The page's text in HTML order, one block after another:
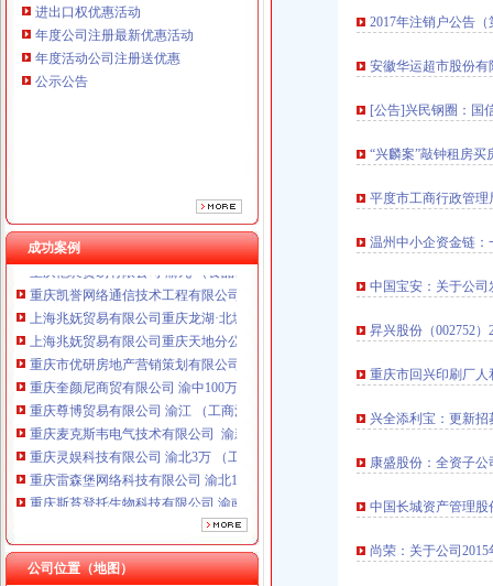
进出口权优惠活动
年度公司注册最新优惠活动
年度活动公司注册送优惠
公示公告
成功案例
重庆市优研房地产营销策划有限公司
重庆雷森堡网络科技有限公司 渝北10万 （工商注册）
重庆斯苔登托生物科技有限公司 渝南10万 （工商注册）
重庆恺昶贸易有限公司 渝九 （食品许可证）
重庆凯誉网络通信技术工程有限公司 渝中300万 （工商变更）
上海兆妩贸易有限公司重庆龙湖·北城天街分公司 （工商注册）
上海兆妩贸易有限公司重庆天地分公司 渝中 （工商注册）
重庆市优研房地产营销策划有限公司
重庆奎颜尼商贸有限公司 渝中100万 （工商注册）
重庆尊博贸易有限公司 渝江 （工商注册）
重庆麦克斯韦电气技术有限公司 渝新 （工商注册）
重庆灵娱科技有限公司 渝北3万 （工商注册）
重庆雷森堡网络科技有限公司 渝北10万 （工商注册）
重庆斯苔登托生物科技有限公司 渝南10万 （工商注册）
重庆恺昶贸易有限公司 渝九 （食品许可证）
重庆凯誉网络通信技术工程有限公司 渝中300万 （工商变更）
上海兆妩贸易有限公司重庆龙湖·北城天街分公司 （工商注册）
上海兆妩贸易有限公司重庆天地分公司 渝中 （工商注册）
公司位置（地图）
2017年注销户公告（
安徽华运超市股份
[公告]兴民钢圈：国
“兴麟案”敲钟租房
平度市工商行政管
温州中小企资金链
中国宝安：关于公
昇兴股份（002752
重庆市回兴印刷厂人
兴全添利宝：更新招
康盛股份：全资子
中国长城资产管理股
尚荣：关于公司